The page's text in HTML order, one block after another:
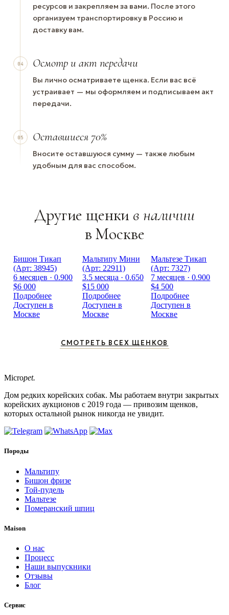
ресурсов и закрепляем за вами. После этого
организуем транспортировку в Россию и
доставку вам.
04 Осмотр и акт передачи
Вы лично осматриваете щенка. Если вас всё
устраивает — мы оформляем и подписываем акт
передачи.
05 Оставшиеся 70%
Вносите оставшуюся сумму — также любым
удобным для вас способом.
Другие щенки в наличии
в Москве
Бишон Тикап
(Арт: 38945)
6 месяцев · 0.900
$6 000
Подробнее
Доступен в
Москве
Мальтипу Мини
(Арт: 22911)
3.5 месяца · 0.650
$15 000
Подробнее
Доступен в
Москве
Мальтезе Тикап
(Арт: 7327)
7 месяцев · 0.900
$4 500
Подробнее
Доступен в
Москве
СМОТРЕТЬ ВСЕХ ЩЕНКОВ
Micropet.
Дом редких корейских собак. Мы работаем внутри закрытых
корейских аукционов с 2019 года — привозим щенков,
которых остальной рынок никогда не увидит.
Породы
Мальтипу
Бишон фризе
Той-пудель
Мальтезе
Померанский шпиц
Maison
О нас
Процесс
Наши выпускники
Отзывы
Блог
Сервис